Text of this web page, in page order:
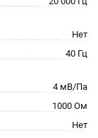
Нет
40 Гц
4 мВ/Па
1000 Ом
Нет